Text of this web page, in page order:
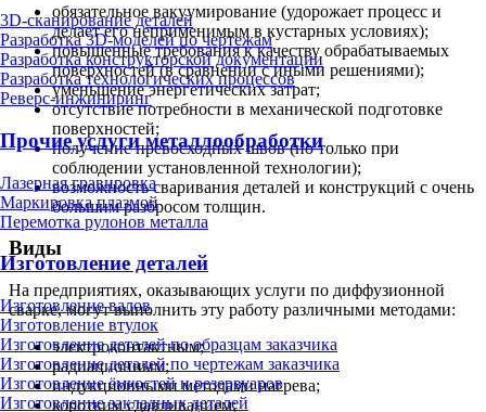
3D-сканирование деталей
Разработка 3D-моделей по чертежам
Разработка конструкторской документации
Разработка технологических процессов
Реверс-инжиниринг
Прочие услуги металлообработки
Лазерная гравировка
Маркировка плазмой
Перемотка рулонов металла
Изготовление деталей
Изготовление валов
Изготовление втулок
Изготовление деталей по образцам заказчика
Изготовление деталей по чертежам заказчика
Изготовление ёмкостей и резервуаров
Изготовление закладных деталей
обязательное вакуумирование (удорожает процесс и
делает его неприменимым в кустарных условиях);
повышенные требования к качеству обрабатываемых
поверхностей (в сравнении с иными решениями);
уменьшение энергетических затрат;
отсутствие потребности в механической подготовке
поверхностей;
получение превосходных швов (но только при
соблюдении установленной технологии);
возможность сваривания деталей и конструкций с очень
большим разбросом толщин.
Виды
На предприятиях, оказывающих услуги по диффузионной
сварке, могут выполнить эту работу различными методами:
электроконтактным;
радиационным;
индукционными методами нагрева;
коротким сдавливанием;